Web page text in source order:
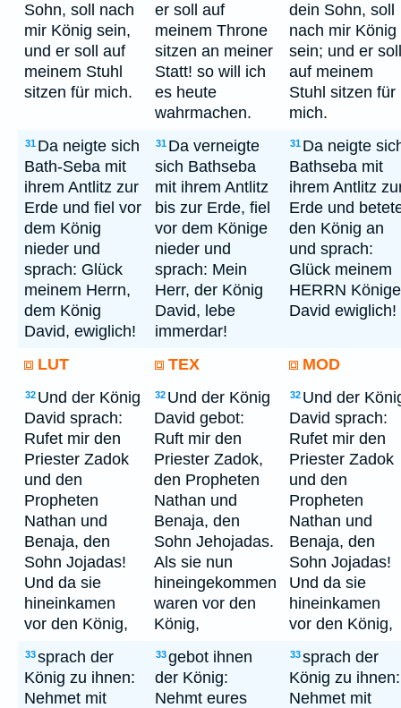
Sohn, soll nach
mir König sein,
und er soll auf
meinem Stuhl
sitzen für mich.
er soll auf
meinem Throne
sitzen an meiner
Statt! so will ich
es heute
wahrmachen.
dein Sohn, soll
nach mir König
sein; und er soll
auf meinem
Stuhl sitzen für
mich.
31 Da neigte sich
Bath-Seba mit
ihrem Antlitz zur
Erde und fiel vor
dem König
nieder und
sprach: Glück
meinem Herrn,
dem König
David, ewiglich!
31 Da verneigte
sich Bathseba
mit ihrem Antlitz
bis zur Erde, fiel
vor dem Könige
nieder und
sprach: Mein
Herr, der König
David, lebe
immerdar!
31 Da neigte
Bathseba mit
ihrem Antlitz
Erde und
den König an
und sprach:
Glück meinem
HERRN Könige
David ewiglich!
LUT TEX MOD
32 Und der König
David sprach:
Rufet mir den
Priester Zadok
und den
Propheten
Nathan und
Benaja, den
Sohn Jojadas!
Und da sie
hineinkamen
vor den König,
32 Und der König
David gebot:
Ruft mir den
Priester Zadok,
den Propheten
Nathan und
Benaja, den
Sohn Jehojadas.
Als sie nun
hineingekommen
waren vor den
König,
32 Und der
David sprach:
Rufet mir den
Priester Zadok
und den
Propheten
Nathan und
Benaja, den
Sohn Jojadas!
Und da sie
hineinkamen
vor den König,
33sprach der
König zu ihnen:
Nehmet mit
33gebot ihnen
der König:
Nehmt eures
33sprach der
König zu ihnen:
Nehmet mit